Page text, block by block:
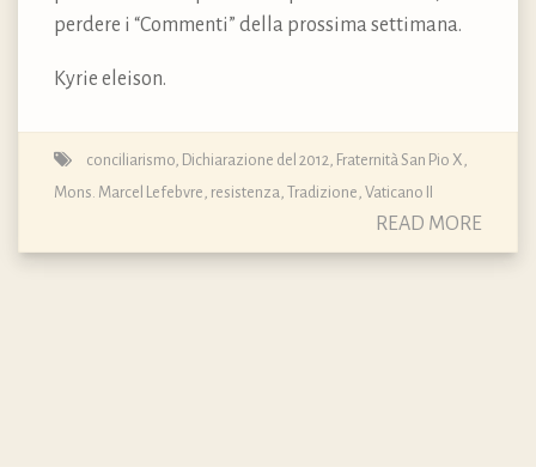
perdere i “Commenti” della prossima settimana.
Kyrie eleison.
conciliarismo Dichiarazione del 2012 Fraternità San Pio X
Mons. Marcel Lefebvre resistenza Tradizione Vaticano II
READ MORE